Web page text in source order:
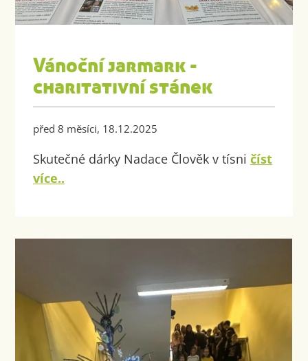
Vánoční jarmark -
charitativní stánek
před 8 měsíci, 18.12.2025
Skutečné dárky Nadace Člověk v tísni číst
více..